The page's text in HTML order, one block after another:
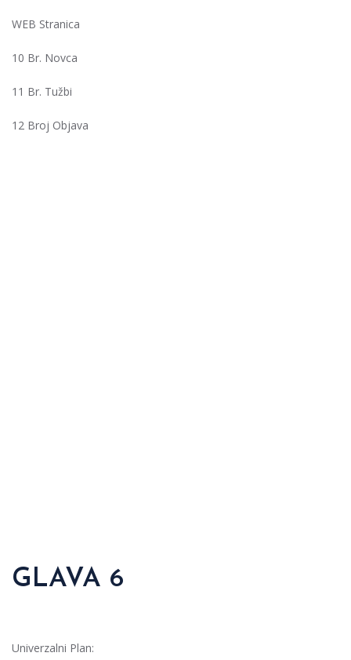
WEB Stranica
10 Br. Novca
11 Br. Tužbi
12 Broj Objava
GLAVA 6
Univerzalni Plan: